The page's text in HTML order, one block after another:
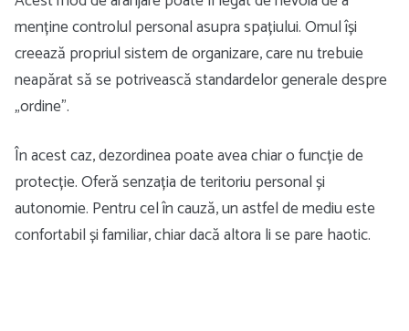
menține controlul personal asupra spațiului. Omul își
creează propriul sistem de organizare, care nu trebuie
neapărat să se potrivească standardelor generale despre
„ordine”.
În acest caz, dezordinea poate avea chiar o funcție de
protecție. Oferă senzația de teritoriu personal și
autonomie. Pentru cel în cauză, un astfel de mediu este
confortabil și familiar, chiar dacă altora li se pare haotic.